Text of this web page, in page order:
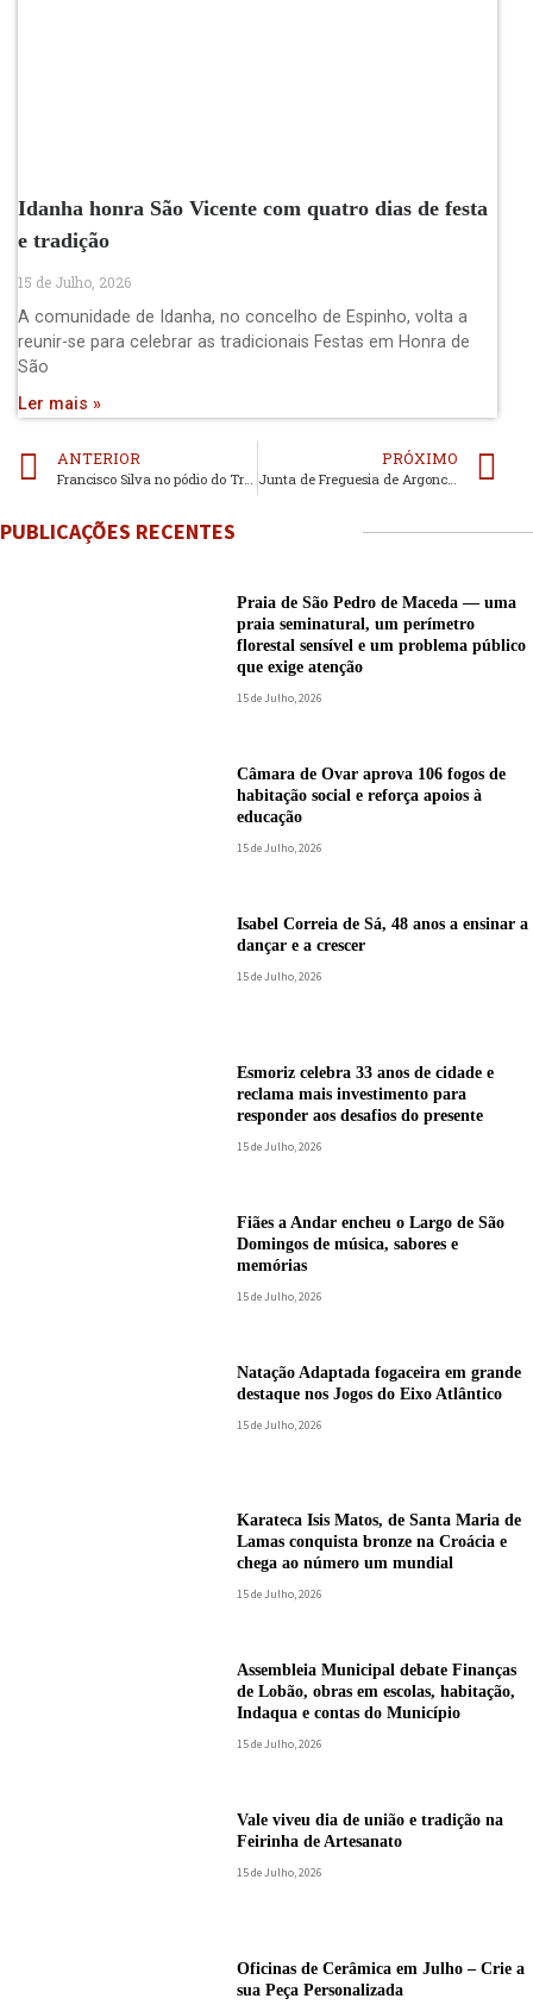
Idanha honra São Vicente com quatro dias de festa
e tradição
15 de Julho, 2026
A comunidade de Idanha, no concelho de Espinho, volta a
reunir-se para celebrar as tradicionais Festas em Honra de
São
Ler mais »
ANTERIOR
Francisco Silva no pódio do Troféu Kids
PRÓXIMO
Junta de Freguesia de Argoncilhe acolhe a exposição “Politiza-te a rigor”
PUBLICAÇÕES RECENTES
Praia de São Pedro de Maceda — uma
praia seminatural, um perímetro
florestal sensível e um problema público
que exige atenção
15 de Julho, 2026
Câmara de Ovar aprova 106 fogos de
habitação social e reforça apoios à
educação
15 de Julho, 2026
Isabel Correia de Sá, 48 anos a ensinar a
dançar e a crescer
15 de Julho, 2026
Esmoriz celebra 33 anos de cidade e
reclama mais investimento para
responder aos desafios do presente
15 de Julho, 2026
Fiães a Andar encheu o Largo de São
Domingos de música, sabores e
memórias
15 de Julho, 2026
Natação Adaptada fogaceira em grande
destaque nos Jogos do Eixo Atlântico
15 de Julho, 2026
Karateca Isis Matos, de Santa Maria de
Lamas conquista bronze na Croácia e
chega ao número um mundial
15 de Julho, 2026
Assembleia Municipal debate Finanças
de Lobão, obras em escolas, habitação,
Indaqua e contas do Município
15 de Julho, 2026
Vale viveu dia de união e tradição na
Feirinha de Artesanato
15 de Julho, 2026
Oficinas de Cerâmica em Julho – Crie a
sua Peça Personalizada